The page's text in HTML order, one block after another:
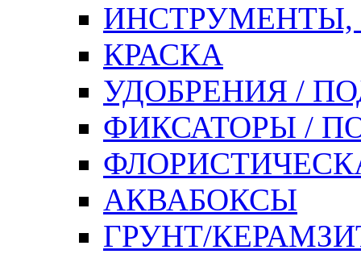
ИНСТРУМЕНТЫ,
КРАСКА
УДОБРЕНИЯ /
ФИКСАТОРЫ /
АКВАБОКСЫ
ГРУНТ/